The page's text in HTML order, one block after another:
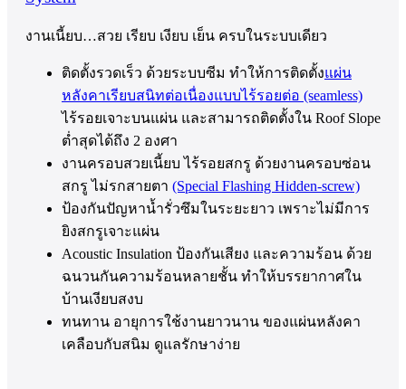
งานเนี้ยบ…สวย เรียบ เงียบ เย็น ครบในระบบเดียว
ติดตั้งรวดเร็ว ด้วยระบบซีม ทำให้การติดตั้งแผ่น
หลังคาเรียบสนิทต่อเนื่องแบบไร้รอยต่อ (seamless)
ไร้รอยเจาะบนแผ่น และสามารถติดตั้งใน Roof Slope
ต่ำสุดได้ถึง 2 องศา
งานครอบสวยเนี้ยบ ไร้รอยสกรู ด้วยงานครอบซ่อน
สกรู ไม่รกสายตา (Special Flashing Hidden-screw)
ป้องกันปัญหาน้ำรั่วซึมในระยะยาว เพราะไม่มีการ
ยิงสกรูเจาะแผ่น
Acoustic Insulation ป้องกันเสียง และความร้อน ด้วย
ฉนวนกันความร้อนหลายชั้น ทำให้บรรยากาศใน
บ้านเงียบสงบ
ทนทาน อายุการใช้งานยาวนาน ของแผ่นหลังคา
เคลือบกับสนิม ดูแลรักษาง่าย